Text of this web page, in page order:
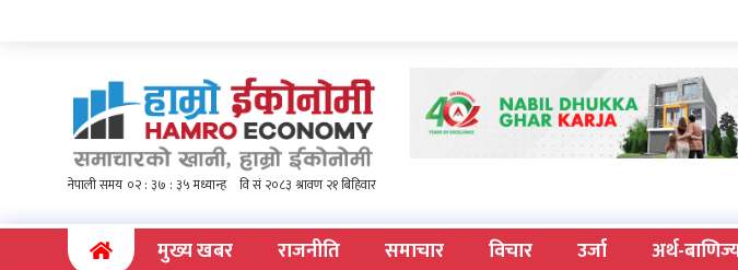
(current)मुख्य खबर राजनीति समाचार विचार उर्जा अर्थ-